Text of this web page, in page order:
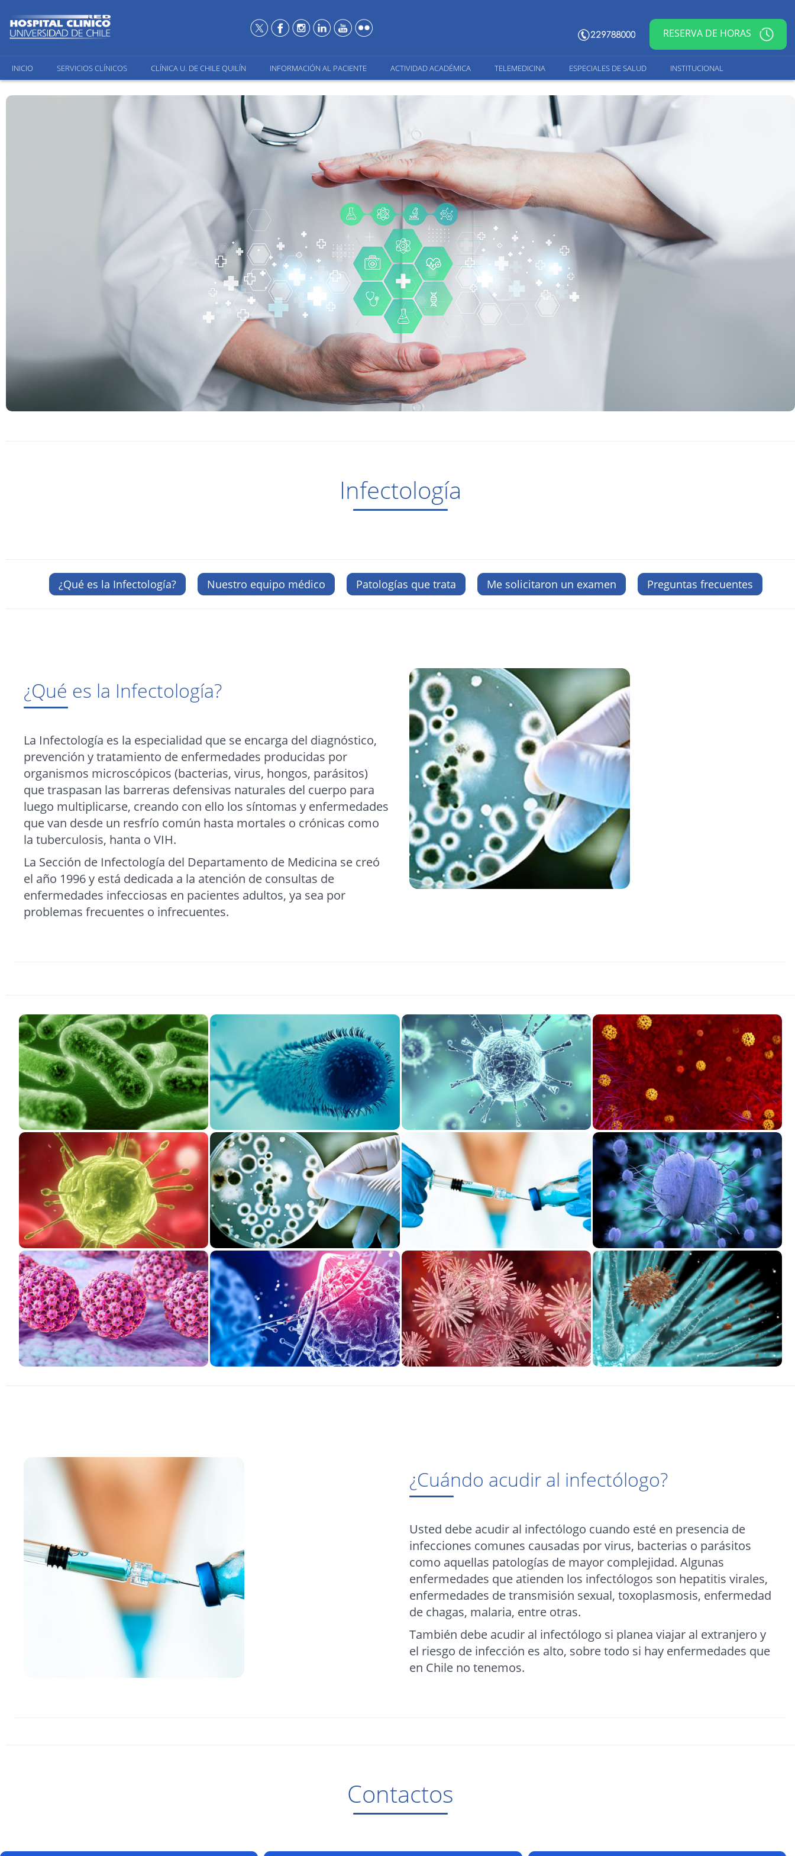
RESERVA DE HORAS
INICIO SERVICIOS CLÍNICOS CLÍNICA U. DE CHILE QUILÍN INFORMACIÓN AL PACIENTE ACTIVIDAD ACADÉMICA TELEMEDICINA ESPECIALES DE SALUD INSTITUCIONAL
Infectología
¿Qué es la Infectología? Nuestro equipo médico Patologías que trata Me solicitaron un examen Preguntas frecuentes
¿Qué es la Infectología?
La Infectología es la especialidad que se encarga del diagnóstico,
prevención y tratamiento de enfermedades producidas por
organismos microscópicos (bacterias, virus, hongos, parásitos)
que traspasan las barreras defensivas naturales del cuerpo para
luego multiplicarse, creando con ello los síntomas y enfermedades
que van desde un resfrío común hasta mortales o crónicas como
la tuberculosis, hanta o VIH.
La Sección de Infectología del Departamento de Medicina se creó
el año 1996 y está dedicada a la atención de consultas de
enfermedades infecciosas en pacientes adultos, ya sea por
problemas frecuentes o infrecuentes.
¿Cuándo acudir al infectólogo?
Usted debe acudir al infectólogo cuando esté en presencia de
infecciones comunes causadas por virus, bacterias o parásitos
como aquellas patologías de mayor complejidad. Algunas
enfermedades que atienden los infectólogos son hepatitis virales,
enfermedades de transmisión sexual, toxoplasmosis, enfermedad
de chagas, malaria, entre otras.
También debe acudir al infectólogo si planea viajar al extranjero y
el riesgo de infección es alto, sobre todo si hay enfermedades que
en Chile no tenemos.
Contactos